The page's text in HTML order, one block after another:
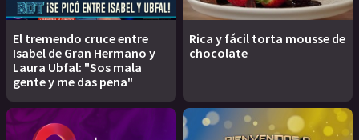
El tremendo cruce entre
Isabel de Gran Hermano y
Laura Ubfal: "Sos mala
gente y me das pena"
Rica y fácil torta mousse de
chocolate